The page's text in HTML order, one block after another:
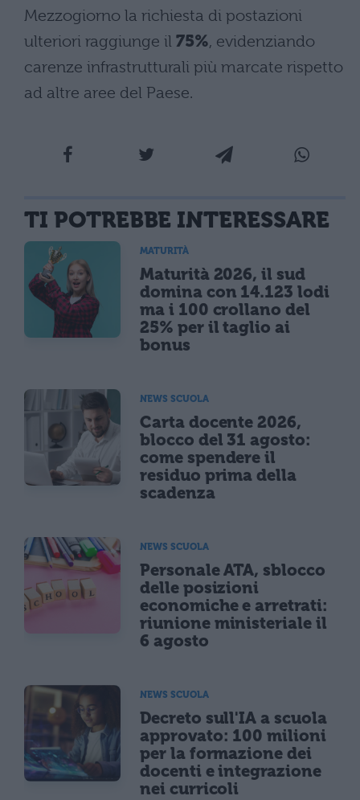
Mezzogiorno la richiesta di postazioni
ulteriori raggiunge il 75%, evidenziando
carenze infrastrutturali più marcate rispetto
ad altre aree del Paese.
TI POTREBBE INTERESSARE
MATURITÀ
Maturità 2026, il sud
domina con 14.123 lodi
ma i 100 crollano del
25% per il taglio ai
bonus
NEWS SCUOLA
Carta docente 2026,
blocco del 31 agosto:
come spendere il
residuo prima della
scadenza
NEWS SCUOLA
Personale ATA, sblocco
delle posizioni
economiche e arretrati:
riunione ministeriale il
6 agosto
NEWS SCUOLA
Decreto sull'IA a scuola
approvato: 100 milioni
per la formazione dei
docenti e integrazione
nei curricoli